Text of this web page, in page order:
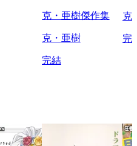
克・亜樹傑作集
克・亜樹
完結
克
完